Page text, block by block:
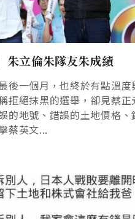
朱立倫朱隊友朱成績
後一個月，也終於有點溫度
拒絕抹黑的選舉，卻見蔡正
的地號、錯誤的土地價格、
蔡英文...